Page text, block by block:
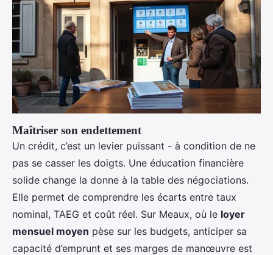
Maîtriser son endettement
Un crédit, c’est un levier puissant - à condition de ne
pas se casser les doigts. Une éducation financière
solide change la donne à la table des négociations.
Elle permet de comprendre les écarts entre taux
nominal, TAEG et coût réel. Sur Meaux, où le loyer
mensuel moyen pèse sur les budgets, anticiper sa
capacité d’emprunt et ses marges de manœuvre est